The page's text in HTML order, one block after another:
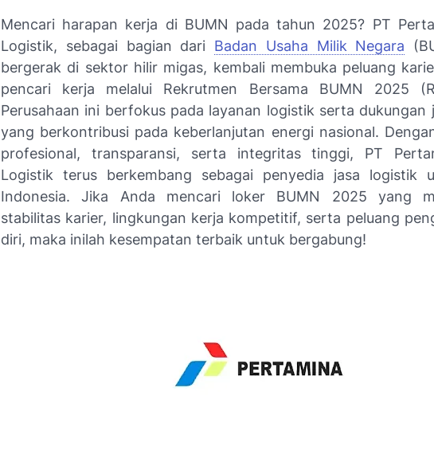
Mencari harapan kerja di BUMN pada tahun 2025? PT
Logistik, sebagai bagian dari Badan Usaha Milik Negara
bergerak di sektor hilir migas, kembali membuka peluang
pencari kerja melalui Rekrutmen Bersama BUMN 2025
Perusahaan ini berfokus pada layanan logistik serta dukungan
yang berkontribusi pada keberlanjutan energi nasional.
profesional, transparansi, serta integritas tinggi, PT
Logistik terus berkembang sebagai penyedia jasa logistik
Indonesia. Jika Anda mencari loker BUMN 2025 yang
stabilitas karier, lingkungan kerja kompetitif, serta peluang
diri, maka inilah kesempatan terbaik untuk bergabung!